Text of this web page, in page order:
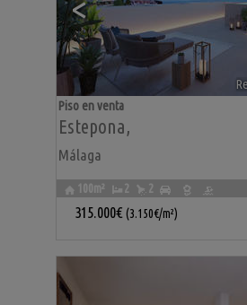
Estepona,
Málaga
Piso en venta
100m² 2 2
315.000€ (3.150€/m²)